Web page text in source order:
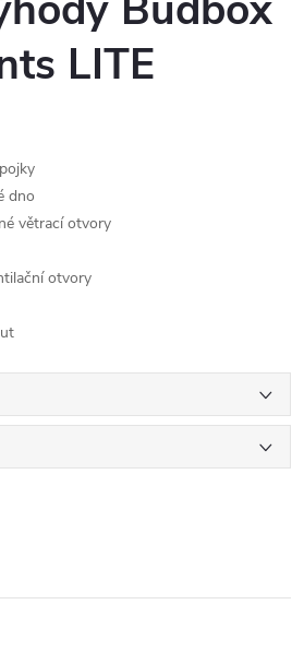
LITE
dno
větrací otvory
otvory